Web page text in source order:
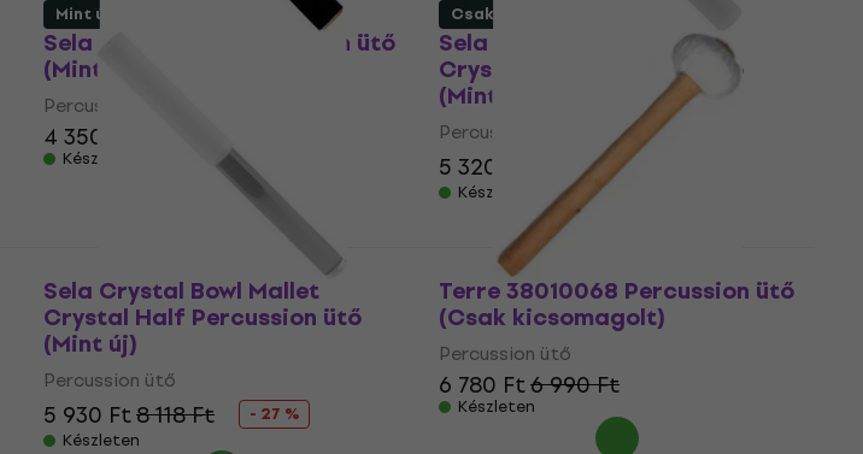
Sela SEASBM20 Percussion ütő
(Mint új)
Percussion ütő
4 350 Ft
Készleten
Sela Crystal Bowl Mallet
Crystal Full Percussion ütő
(Mint új)
Percussion ütő
5 320 Ft 8 118 Ft
Készleten
Mint új
Sela Crystal Bowl Mallet
Crystal Half Percussion ütő
(Mint új)
Percussion ütő
5 930 Ft8 118 Ft
- 27 %
Készleten
Csak kicsomagolt
Terre 38010068 Percussion ütő
(Csak kicsomagolt)
Percussion ütő
6 780 Ft6 990 Ft
Készleten